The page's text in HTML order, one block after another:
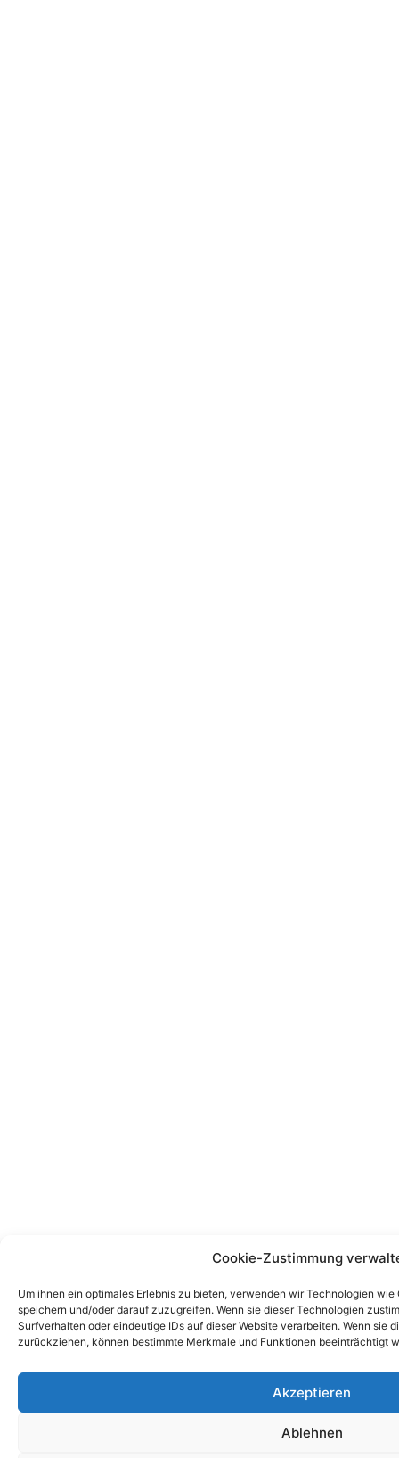
Cookie-Zustimmung
Um ihnen ein optimales Erlebnis zu bieten, verwenden wir Technologien
speichern und/oder darauf zuzugreifen. Wenn sie dieser Technologien
Surfverhalten oder eindeutige IDs auf dieser Website verarbeiten. Wenn sie
zurückziehen, können bestimmte Merkmale und Funktionen beeinträchtigt
Akzeptieren
Ablehnen